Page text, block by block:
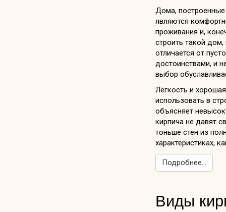
Дома,
являются
проживания и,
строить такой
отличается от
достоинствами, и
выбор
Лёгкость и
использовать в
объясняет
кирпича не давят
тоньше стен из
характеристиках,
Подробнее...
Виды